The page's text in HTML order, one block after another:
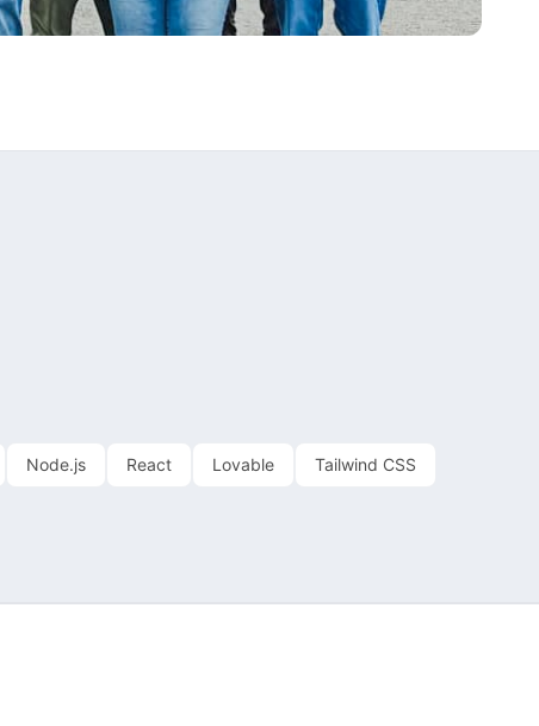
Node.js React Lovable Tailwind CSS